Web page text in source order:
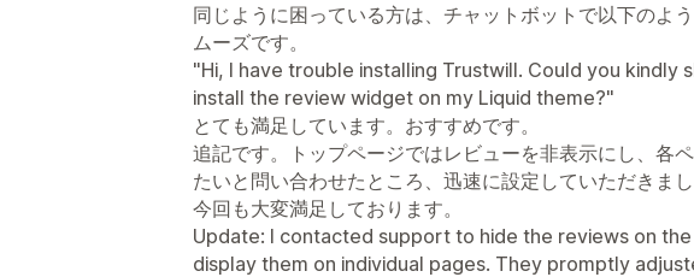
同じように困っている方は、チャットボットで以下のよ
ムーズです。
"Hi, I have trouble installing Trustwill. Could you kindly
install the review widget on my Liquid theme?"
とても満足しています。おすすめです。
追記です。トップページではレビューを非表示にし、各
たいと問い合わせたところ、迅速に設定していただきまし
今回も大変満足しております。
Update: I contacted support to hide the reviews on
display them on individual pages. They promptly